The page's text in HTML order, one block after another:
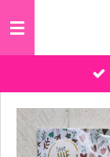
Ga
de
hoofdinhoud